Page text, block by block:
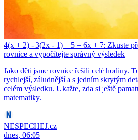
4(x + 2) - 3(2x - 1) + 5 = 6x + 7: Zkuste
rovnice a vypočítejte správný výsledek
Jako děti jsme rovnice řešili celé hodiny.
rychlejší, záludnější a s jedním skrytým
celém výsledku. Ukažte, zda si ještě
matematiky.
NESPECHEJ.cz
dnes, 06:05